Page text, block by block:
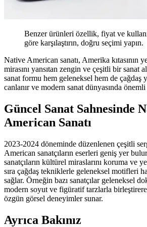
Benzer ürünleri özellik, fiyat ve
göre karşılaştırın, doğru seçimi yapın.
Native American sanatı, Amerika kıtasının
mirasını yansıtan zengin ve çeşitli bir sanat
sanat formu hem geleneksel hem de çağdaş
canlanır ve modern sanat dünyasında
Güncel Sanat Sahnesinde
American Sanatı
2023-2024 döneminde düzenlenen çeşitli
American sanatçıların eserleri geniş yer
sanatçıların kültürel miraslarını koruma ve
sıra çağdaş tekniklerle geleneksel motifleri
sağlar. Örneğin bazı sanatçılar geleneksel
modern soyut ve figüratif tarzlarla
özgün görsel deneyimler sunar.
Ayrıca Bakınız